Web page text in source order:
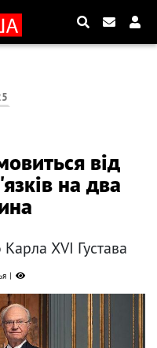
від
на два
XVI Густава